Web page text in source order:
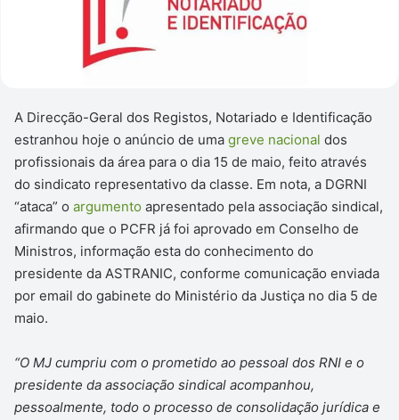
A Direcção-Geral dos Registos, Notariado e Identificação
estranhou hoje o anúncio de uma greve nacional dos
profissionais da área para o dia 15 de maio, feito através
do sindicato representativo da classe. Em nota, a DGRNI
“ataca” o argumento apresentado pela associação sindical,
afirmando que o PCFR já foi aprovado em Conselho de
Ministros, informação esta do conhecimento do
presidente da ASTRANIC, conforme comunicação enviada
por email do gabinete do Ministério da Justiça no dia 5 de
maio.
“O MJ cumpriu com o prometido ao pessoal dos RNI e o
presidente da associação sindical acompanhou,
pessoalmente, todo o processo de consolidação jurídica e